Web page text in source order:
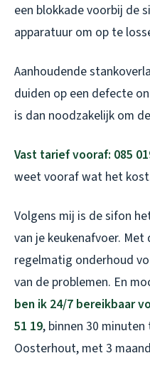
een blokkade voorbij de
apparatuur om op te
Aanhoudende
duiden op een defecte
is dan noodzakelijk om
Vast tarief vooraf: 085
weet vooraf wat het
Volgens mij is de sifon
van je keukenafvoer. Met
regelmatig onderhoud
van de problemen. En
ben ik 24/7 bereikbaar
51 19, binnen 30
Oosterhout, met 3